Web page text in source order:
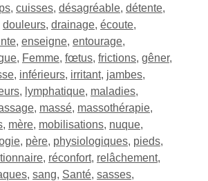
, cuisses, désagréable, détente,
douleurs, drainage, écoute,
, enseigne, entourage,
, Femme, fœtus, frictions, gêner,
, inférieurs, irritant, jambes,
, lymphatique, maladies,
, massé, massothérapie,
, mère, mobilisations, nuque,
, père, physiologiques, pieds,
, réconfort, relâchement,
, sang, Santé, sasses,